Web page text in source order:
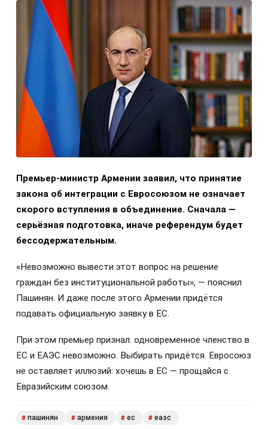
Премьер-министр Армении заявил, что принятие
закона об интеграции с Евросоюзом не означает
скорого вступления в объединение. Сначала —
серьёзная подготовка, иначе референдум будет
бессодержательным.
«Невозможно вывести этот вопрос на решение
граждан без институциональной работы», — пояснил
Пашинян. И даже после этого Армении придётся
подавать официальную заявку в ЕС.
При этом премьер признал: одновременное членство в
ЕС и ЕАЭС невозможно. Выбирать придётся. Евросоюз
не оставляет иллюзий: хочешь в ЕС — прощайся с
Евразийским союзом.
# пашинян # армения # ес # еаэс